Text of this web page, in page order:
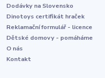
Dodávky na Slovensko
Dinotoys certifikát hraček
Reklamační formulář - licence
Dětské domovy - pomáháme
O nás
Kontakt